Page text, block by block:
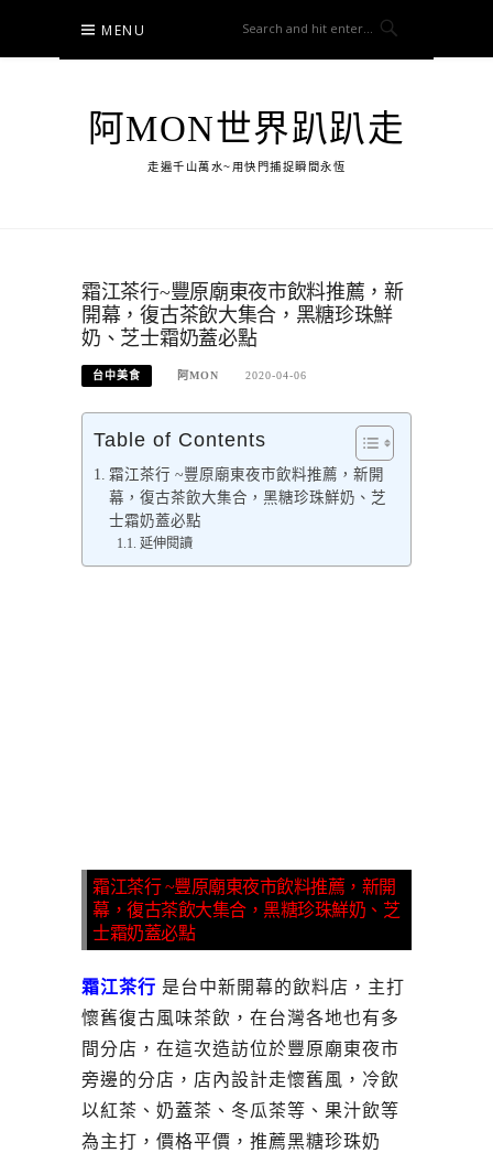
content
MENU
阿MON世界趴趴走
走遍千山萬水~用快門捕捉瞬間永恆
霜江茶行~豐原廟東夜市飲料推薦，新
開幕，復古茶飲大集合，黑糖珍珠鮮
奶、芝士霜奶蓋必點
台中美食 阿MON 2020-04-06
Table of Contents
霜江茶行 ~豐原廟東夜市飲料推薦，新開
幕，復古茶飲大集合，黑糖珍珠鮮奶、芝
士霜奶蓋必點
延伸閱讀
霜江茶行 ~豐原廟東夜市飲料推薦，新開
幕，復古茶飲大集合，黑糖珍珠鮮奶、芝
士霜奶蓋必點
霜江茶行 是台中新開幕的飲料店，主打
懷舊復古風味茶飲，在台灣各地也有多
間分店，在這次造訪位於豐原廟東夜市
旁邊的分店，店內設計走懷舊風，冷飲
以紅茶、奶蓋茶、冬瓜茶等、果汁飲等
為主打，價格平價，推薦黑糖珍珠奶